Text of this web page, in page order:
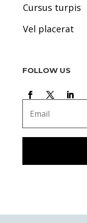
Cursus turpis
Vel placerat
FOLLOW US